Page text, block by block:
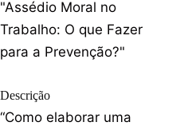
"Assédio Moral no
Trabalho: O que Fazer
para a Prevenção?"
Descrição
“Como elaborar uma